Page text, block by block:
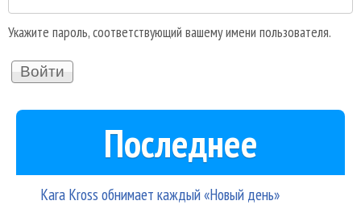
Укажите пароль, соответствующий вашему имени пользователя.
Последнее
Kara Kross обнимает каждый «Новый день»